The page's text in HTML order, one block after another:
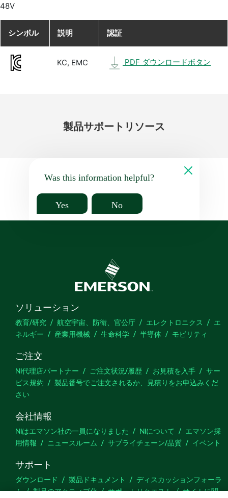
48V
シンボル 説明 認証
KC, EMC PDF ダウンロードボタン
製品サポート リソース
Was this information helpful?
Yes No
ソリューション
教育/研究 航空宇宙、防衛、官公庁 エレクトロニクス
エ
ネルギー
産業用機械 生命科学 半導体 モビリティ
ご注文
NI代理店パートナー ご注文状況/履歴 お見積を入手
サー
ビス規約
製品番号でご注文されるか、見積りをお申込みくだ
さい
会社情報
NIはエマソン社の一員になりました NIについて
エマソン採
用情報
ニュースルーム サプライチェーン/品質 イベント
サポート
ダウンロード 製品ドキュメント
ディスカッションフォーラ
ム
製品のアクティブ化 サポートリクエスト
サイトに関